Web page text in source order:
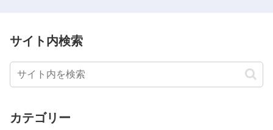
サイト内検索
カテゴリー